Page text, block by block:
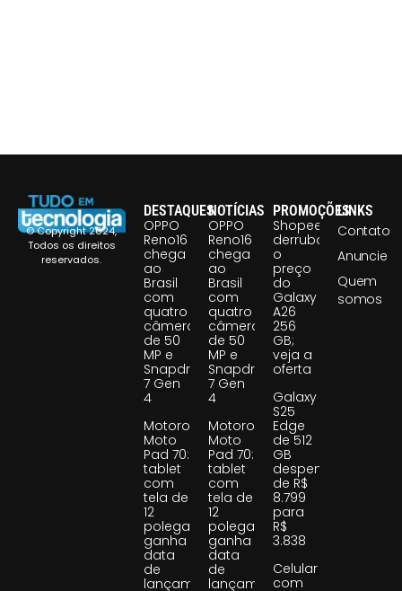
© Copyright 2024,
Todos os direitos
reservados.
DESTAQUES
OPPO
Reno16
chega
ao
Brasil
com
quatro
câmeras
de 50
MP e
Snapdragon
7 Gen
4
Motorola
Moto
Pad 70:
tablet
com
tela de
12
polegadas
ganha
data
de
lançamento
NOTÍCIAS
OPPO
Reno16
chega
ao
Brasil
com
quatro
câmeras
de 50
MP e
Snapdragon
7 Gen
4
Motorola
Moto
Pad 70:
tablet
com
tela de
12
polegadas
ganha
data
de
lançamento
PROMOÇÕES
Shopee
derruba
o
preço
do
Galaxy
A26
256
GB;
veja a
oferta
Galaxy
S25
Edge
de 512
GB
despenca
de R$
8.799
para
R$
3.838
Celular
com
LINKS
Contato
Anuncie
Quem
somos